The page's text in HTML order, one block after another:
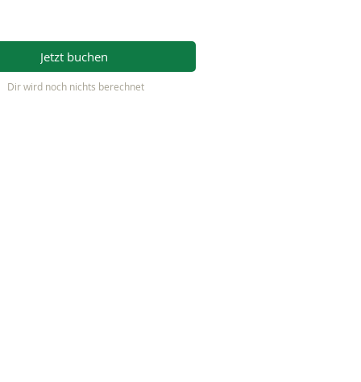
Jetzt buchen
Dir wird noch nichts berechnet